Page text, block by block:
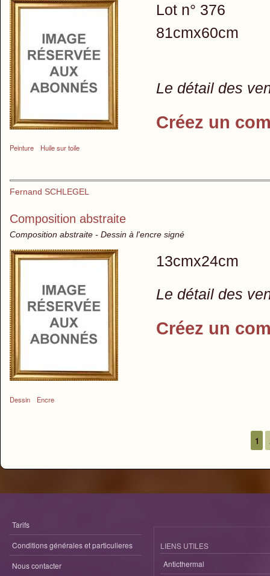
Peinture Huile sur toile
Lot n° 376
81cmx60cm
Le détail des
Créez un
Fernand SCHLEGEL
Composition abstraite
Composition abstraite - Dessin à l'encre signé
Dessin Encre
13cmx24cm
Le détail des
Créez un
1
Tarifs
Conditions générales et particulieres
Nous contacter
LIENS UTILES
Anticthermal